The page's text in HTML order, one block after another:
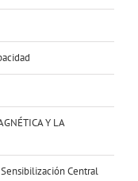
Y LA
Central